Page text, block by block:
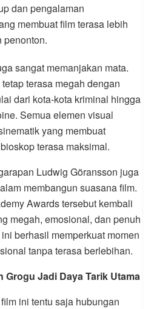
dan pengalaman
membuat film terasa lebih
penonton.
sangat memanjakan mata.
terasa megah dengan
dari kota-kota kriminal hingga
Semua elemen visual
yang membuat
terasa maksimal.
Ludwig Göransson juga
membangun suasana film.
Awards tersebut kembali
megah, emosional, dan penuh
berhasil memperkuat momen
tanpa terasa berlebihan.
Jadi Daya Tarik Utama
ini tentu saja hubungan